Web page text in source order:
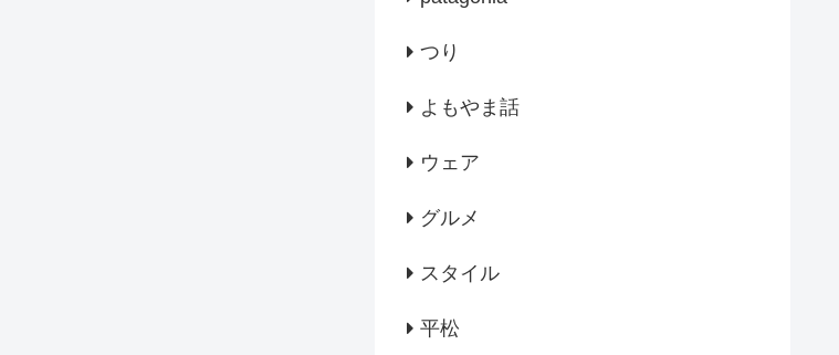
つり
よもやま話
ウェア
グルメ
スタイル
平松